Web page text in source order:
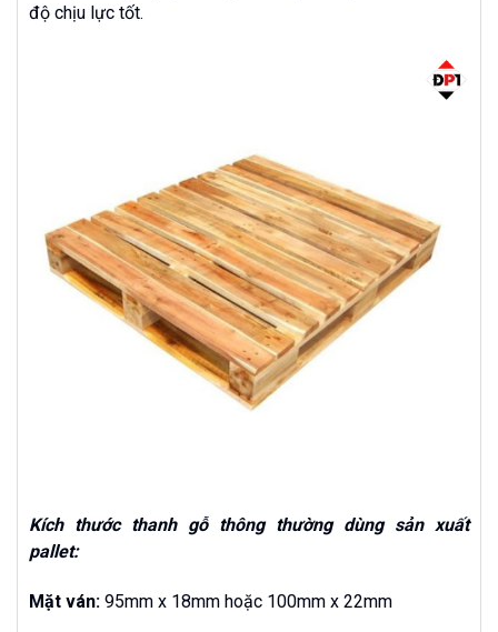
độ chịu lực tốt.
Kích thước thanh gỗ thông thường dùng sản xuất
pallet:
Mặt ván: 95mm x 18mm hoặc 100mm x 22mm